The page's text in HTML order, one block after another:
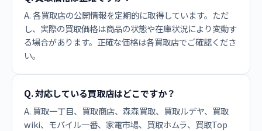
A. 各買取店の公開情報を定期的に取得しています。ただ
し、実際の買取価格は商品の状態や在庫状況により変動す
る場合があります。正確な価格は各買取店でご確認くださ
い。
Q. 対応している買取店はどこですか？
A. 買取一丁目、買取商店、森森買取、買取ルデヤ、買取
wiki、モバイル一番、家電市場、買取ホムラ、買取Top